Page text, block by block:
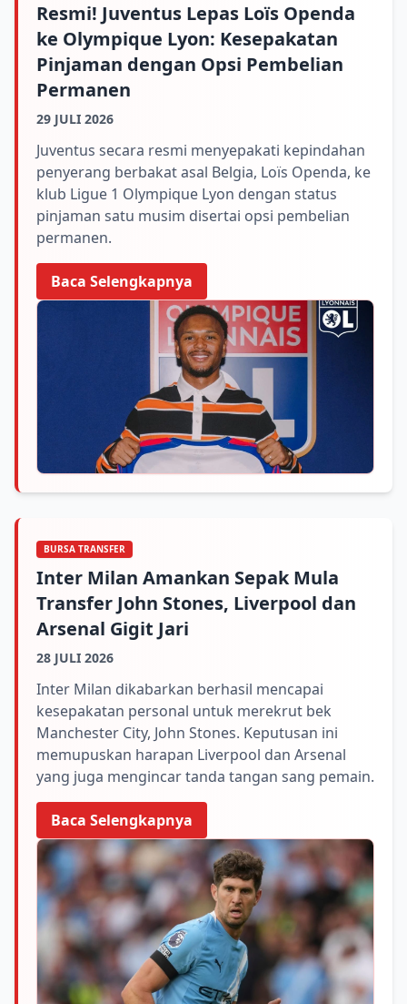
Resmi! Juventus Lepas Loïs Openda
ke Olympique Lyon: Kesepakatan
Pinjaman dengan Opsi Pembelian
Permanen
29 JULI 2026
Juventus secara resmi menyepakati kepindahan
penyerang berbakat asal Belgia, Loïs Openda, ke
klub Ligue 1 Olympique Lyon dengan status
pinjaman satu musim disertai opsi pembelian
permanen.
Baca Selengkapnya
BURSA TRANSFER
Inter Milan Amankan Sepak Mula
Transfer John Stones, Liverpool dan
Arsenal Gigit Jari
28 JULI 2026
Inter Milan dikabarkan berhasil mencapai
kesepakatan personal untuk merekrut bek
Manchester City, John Stones. Keputusan ini
memupuskan harapan Liverpool dan Arsenal
yang juga mengincar tanda tangan sang pemain.
Baca Selengkapnya